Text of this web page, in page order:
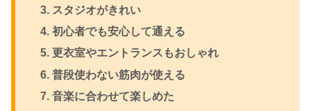
スタジオがきれい
初心者でも安心して通える
更衣室やエントランスもおしゃれ
普段使わない筋肉が使える
音楽に合わせて楽しめた